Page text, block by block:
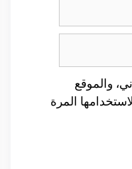
والموقع
المرة